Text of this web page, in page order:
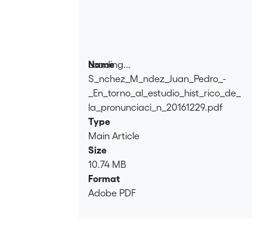
Loading...
Loading...
Name
S_nchez_M_ndez_Juan_Pedro_-
_En_torno_al_estudio_hist_rico_de_
la_pronunciaci_n_20161229.pdf
Type
Main Article
Size
10.74 MB
Format
Adobe PDF